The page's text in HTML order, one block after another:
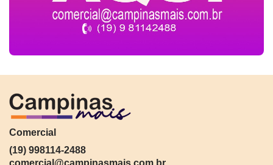
Comercial
(19) 998114-2488
comercial@campinasmais.com.br